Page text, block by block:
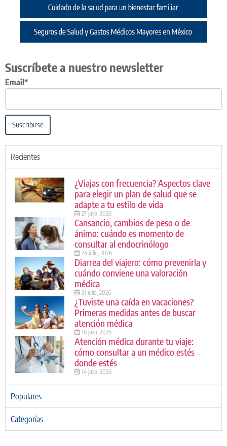
Suscríbete a nuestro newsletter
Email*
Suscribirse
Recientes
¿Viajas con frecuencia? Aspectos clave
para elegir un plan de salud que se
adapte a tu estilo de vida
27 julio, 2026
Cansancio, cambios de peso o de
ánimo: cuándo es momento de
consultar al endocrinólogo
24 julio, 2026
Diarrea del viajero: cómo prevenirla y
cuándo conviene una valoración
médica
21 julio, 2026
¿Tuviste una caída en vacaciones?
Primeras medidas antes de buscar
atención médica
16 julio, 2026
Atención médica durante tu viaje:
cómo consultar a un médico estés
donde estés
14 julio, 2026
Populares
Categorías